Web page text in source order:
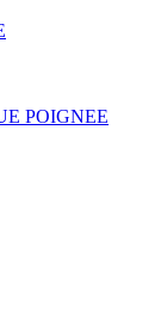
POIGNEE